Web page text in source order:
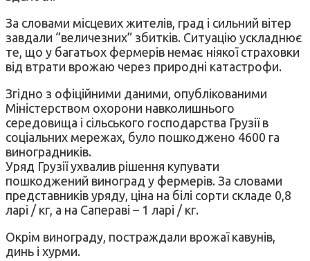
За словами місцевих жителів, град і сильний вітер
завдали “величезних” збитків. Ситуацію ускладнює
те, що у багатьох фермерів немає ніякої страховки
від втрати врожаю через природні катастрофи.
Згідно з офіційними даними, опублікованими
Міністерством охорони навколишнього
середовища і сільського господарства Грузії в
соціальних мережах, було пошкоджено 4600 га
виноградників.
Уряд Грузії ухвалив рішення купувати
пошкоджений виноград у фермерів. За словами
представників уряду, ціна на білі сорти складе 0,8
ларі / кг, а на Сапераві – 1 ларі / кг.
Окрім винограду, постраждали врожаї кавунів,
динь і хурми.